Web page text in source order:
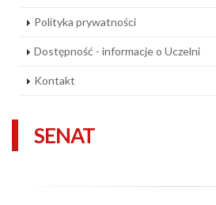
Polityka prywatności
Dostępność - informacje o Uczelni
Kontakt
SENAT